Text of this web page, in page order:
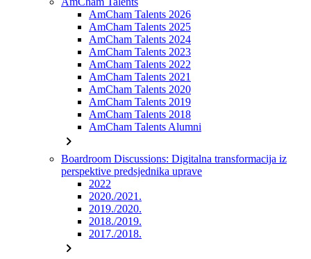
AmCham Talents 2026
AmCham Talents 2025
AmCham Talents 2024
AmCham Talents 2023
AmCham Talents 2022
AmCham Talents 2021
AmCham Talents 2020
AmCham Talents 2019
AmCham Talents 2018
AmCham Talents Alumni
chevron_right
Boardroom Discussions: Digitalna transformacija iz
perspektive predsjednika uprave
2022
2020./2021.
2019./2020.
2018./2019.
2017./2018.
chevron_right